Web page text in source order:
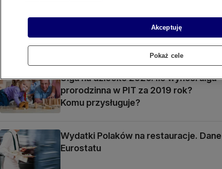
Dywidenda - co to jest? Jak obliczyć?
Ile wynosi podatek od wypłaty
dywidendy
Ulga na dziecko 2020. Ile wynosi ulga
prorodzinna w PIT za 2019 rok?
Komu przysługuje?
Wydatki Polaków na restauracje. Dane
Eurostatu
Akceptuję
Pokaż cele